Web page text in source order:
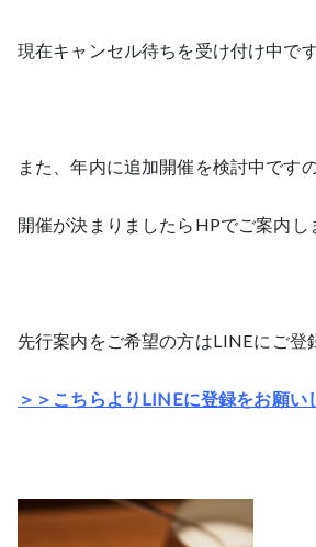
現在キャンセル待ちを受け付け中です
また、年内に追加開催を検討中ですの
開催が決まりましたらHPでご案内し
先行案内をご希望の方はLINEにご登
＞＞こちらよりLINEに登録をお願い